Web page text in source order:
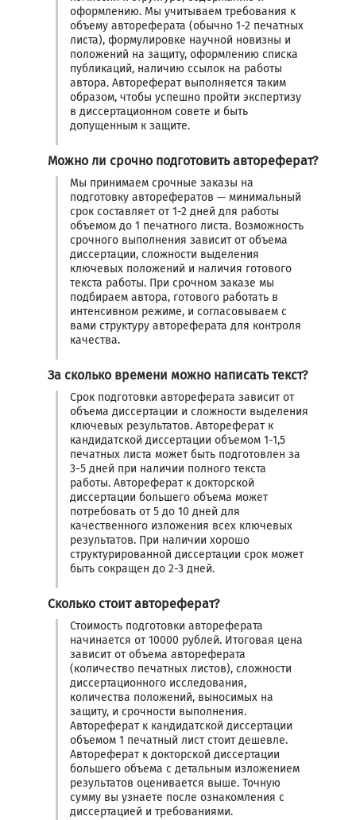
оформлению. Мы учитываем требования к
объему автореферата (обычно 1-2 печатных
листа), формулировке научной новизны и
положений на защиту, оформлению списка
публикаций, наличию ссылок на работы
автора. Автореферат выполняется таким
образом, чтобы успешно пройти экспертизу
в диссертационном совете и быть
допущенным к защите.
Можно ли срочно подготовить автореферат?
Мы принимаем срочные заказы на
подготовку авторефератов — минимальный
срок составляет от 1-2 дней для работы
объемом до 1 печатного листа. Возможность
срочного выполнения зависит от объема
диссертации, сложности выделения
ключевых положений и наличия готового
текста работы. При срочном заказе мы
подбираем автора, готового работать в
интенсивном режиме, и согласовываем с
вами структуру автореферата для контроля
качества.
За сколько времени можно написать текст?
Срок подготовки автореферата зависит от
объема диссертации и сложности выделения
ключевых результатов. Автореферат к
кандидатской диссертации объемом 1-1,5
печатных листа может быть подготовлен за
3-5 дней при наличии полного текста
работы. Автореферат к докторской
диссертации большего объема может
потребовать от 5 до 10 дней для
качественного изложения всех ключевых
результатов. При наличии хорошо
структурированной диссертации срок может
быть сокращен до 2-3 дней.
Сколько стоит автореферат?
Стоимость подготовки автореферата
начинается от 10000 рублей. Итоговая цена
зависит от объема автореферата
(количество печатных листов), сложности
диссертационного исследования,
количества положений, выносимых на
защиту, и срочности выполнения.
Автореферат к кандидатской диссертации
объемом 1 печатный лист стоит дешевле.
Автореферат к докторской диссертации
большего объема с детальным изложением
результатов оценивается выше. Точную
сумму вы узнаете после ознакомления с
диссертацией и требованиями.